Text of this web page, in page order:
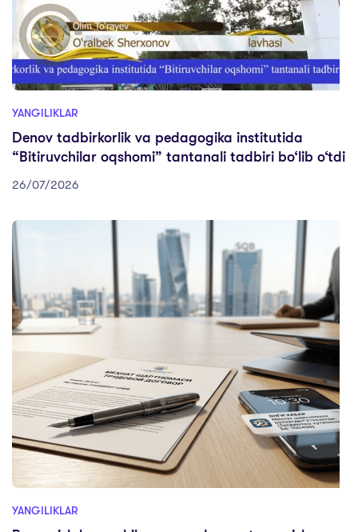
YANGILIKLAR
Denov tadbirkorlik va pedagogika institutida
“Bitiruvchilar oqshomi” tantanali tadbiri bo‘lib o‘tdi
26/07/2026
YANGILIKLAR